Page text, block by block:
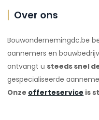
Over ons
Bouwondernemingdc.be
aannemers en
ontvangt u steeds snel
gespecialiseerde
Onze offerteservice is